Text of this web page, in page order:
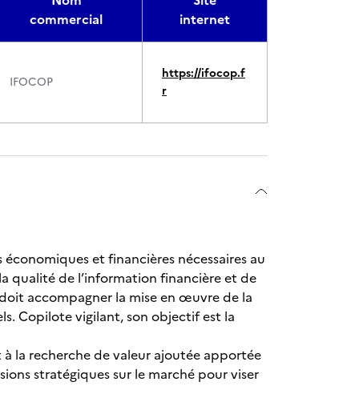
commercial
internet
IFOCOP
https://ifocop.f
r
et financières nécessaires au
qualité de l’information financière et de
accompagner la mise en œuvre de la
Copilote vigilant, son objectif est la
la recherche de valeur ajoutée apportée
stratégiques sur le marché pour viser